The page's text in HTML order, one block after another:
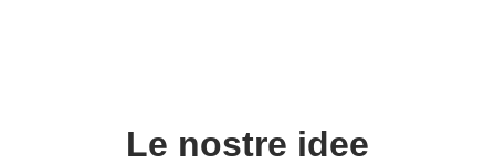
Le nostre idee